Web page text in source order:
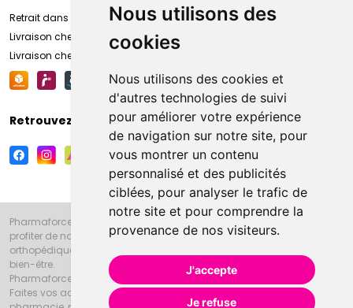
Nous utilisons des
cookies
Nous utilisons des cookies et
d'autres technologies de suivi
pour améliorer votre expérience
de navigation sur notre site, pour
vous montrer un contenu
personnalisé et des publicités
ciblées, pour analyser le trafic de
notre site et pour comprendre la
provenance de nos visiteurs.
J'accepte
Je refuse
Retrait dans la pharmacie d’Amiens
Livraison chez vous
Livraison chez votre commerçant
Retrouvez-nous sur vos réseaux sociaux
Pharmaforce.fr et la Grande Pharmacie d’Amiens vous souhaitent de
profiter de notre accueil, de nos conseils pharmaceutiques,
orthopédiques, homéopathiques, parapharmaceutiques, beauté et
bien-être.
Pharmaforce.fr est le site internet de la Grande Pharmacie d’Amiens.
Faites vos achats en ligne grâce à un choix de 20000 références en